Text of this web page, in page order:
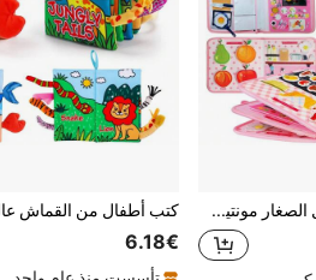
لوحة نشاط للأطفال الصغار مونتيسوري مشهد المطبخ والطهي كتاب نشاط تعليمي ما قبل المدرسة ألعاب حسية من اللباد ألعاب سفر للأطفال الصغار لتطوير المهارات الحياتية الأساسية ألعاب تعليمية للتنوير في مرحلة الطفولة المبكرة
6.18€